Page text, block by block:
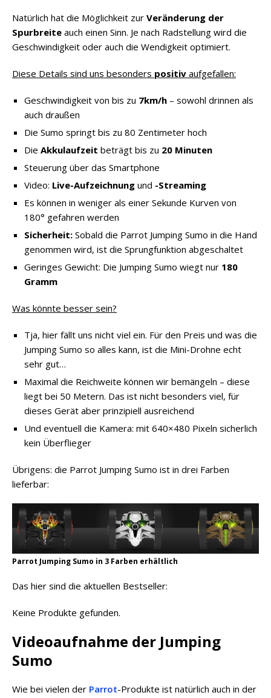
Natürlich hat die Möglichkeit zur Veränderung der
Spurbreite auch einen Sinn. Je nach Radstellung wird die
Geschwindigkeit oder auch die Wendigkeit optimiert.
Diese Details sind uns besonders positiv aufgefallen:
Geschwindigkeit von bis zu 7km/h – sowohl drinnen als
auch draußen
Die Sumo springt bis zu 80 Zentimeter hoch
Die Akkulaufzeit beträgt bis zu 20 Minuten
Steuerung über das Smartphone
Video: Live-Aufzeichnung und -Streaming
Es können in weniger als einer Sekunde Kurven von
180° gefahren werden
Sicherheit: Sobald die Parrot Jumping Sumo in die Hand
genommen wird, ist die Sprungfunktion abgeschaltet
Geringes Gewicht: Die Jumping Sumo wiegt nur 180
Gramm
Was könnte besser sein?
Tja, hier fällt uns nicht viel ein. Für den Preis und was die
Jumping Sumo so alles kann, ist die Mini-Drohne echt
sehr gut…
Maximal die Reichweite können wir bemängeln – diese
liegt bei 50 Metern. Das ist nicht besonders viel, für
dieses Gerät aber prinzipiell ausreichend
Und eventuell die Kamera: mit 640×480 Pixeln sicherlich
kein Überflieger
Übrigens: die Parrot Jumping Sumo ist in drei Farben
lieferbar:
Parrot Jumping Sumo in 3 Farben erhältlich
Das hier sind die aktuellen Bestseller:
Keine Produkte gefunden.
Videoaufnahme der Jumping
Sumo
Wie bei vielen der Parrot-Produkte ist natürlich auch in der